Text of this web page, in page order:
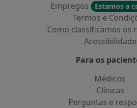
Empregos
Estamos a
Termos e
Como classificamos os
Acessibilidade
Para os
Médicos
Clínicas
Perguntas e